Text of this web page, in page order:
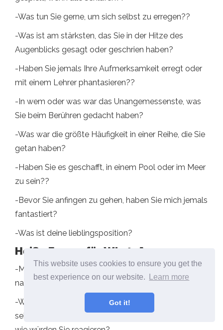
This website uses cookies to ensure you get the
best experience on our website.
Learn more
Got it!
-Was tun Sie gerne, um sich selbst zu erregen??
-Was ist am stärksten, das Sie in der Hitze des
Augenblicks gesagt oder geschrien haben?
-Haben Sie jemals Ihre Aufmerksamkeit erregt oder
mit einem Lehrer phantasieren??
-In wem oder was war das Unangemessenste, was
Sie beim Berühren gedacht haben?
-Was war die größte Häufigkeit in einer Reihe, die Sie
getan haben?
-Haben Sie es geschafft, in einem Pool oder im Meer
zu sein??
-Bevor Sie anfingen zu gehen, haben Sie mich jemals
fantastiert?
-Was ist deine lieblingsposition?
Heiße Fragen für WhatsApp
-Machen Sie es lieber morgens, nachmittags oder
nachts??
-Wenn Sie heute Abend nach Hause kommen und
sehen, wie ich auf der Couch auf der Couch liegen,